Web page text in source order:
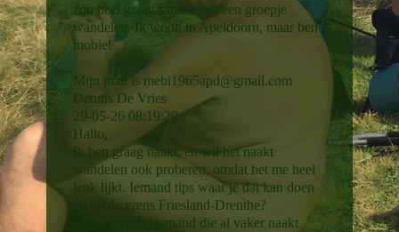
zou heel graag samen met een groepje
wandelen. Ik woon in Apeldoorn, maar ben
mobiel
Mijn mail is mebi1965apd@gmail.com
Dennis De Vries
29-05-26 08:19:29
Hallo,
Ik ben graag naakt, en wil het naakt
wandelen ook proberen, omdat het me heel
leuk lijkt. Iemand tips waar je dat kan doen
zo op de grens Friesland-Drenthe?
Aansluiten bij iemand die al vaker naakt